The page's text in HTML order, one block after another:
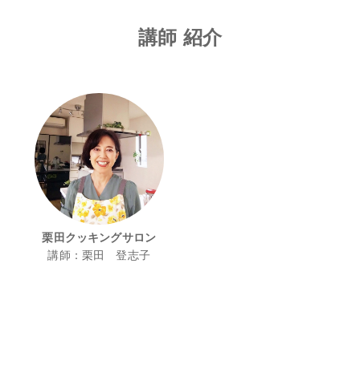
講師 紹介
栗田クッキングサロン
講師：栗田 登志子